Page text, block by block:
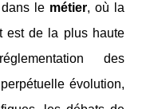
le métier, où la
est de la plus haute
des
évolution,